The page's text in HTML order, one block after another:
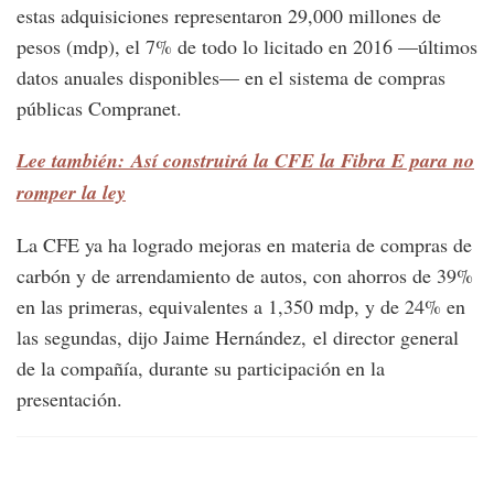
estas adquisiciones representaron 29,000 millones de
pesos (mdp), el 7% de todo lo licitado en 2016 —últimos
datos anuales disponibles— en el sistema de compras
públicas Compranet.
Lee también: Así construirá la CFE la Fibra E para no
romper la ley
La CFE ya ha logrado mejoras en materia de compras de
carbón y de arrendamiento de autos, con ahorros de 39%
en las primeras, equivalentes a 1,350 mdp, y de 24% en
las segundas, dijo Jaime Hernández, el director general
de la compañía, durante su participación en la
presentación.